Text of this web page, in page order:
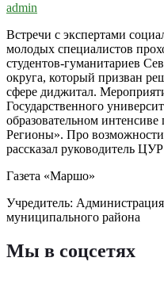
admin
Встречи с экспертами
молодых специалистов
студентов-гуманитариев
округа, который призван
сфере диджитал.
Государственного
образовательном
Регионы». Про возможности
рассказал руководитель
Газета «Маршо»
Учредитель:
муниципального района
Мы в соцсетях